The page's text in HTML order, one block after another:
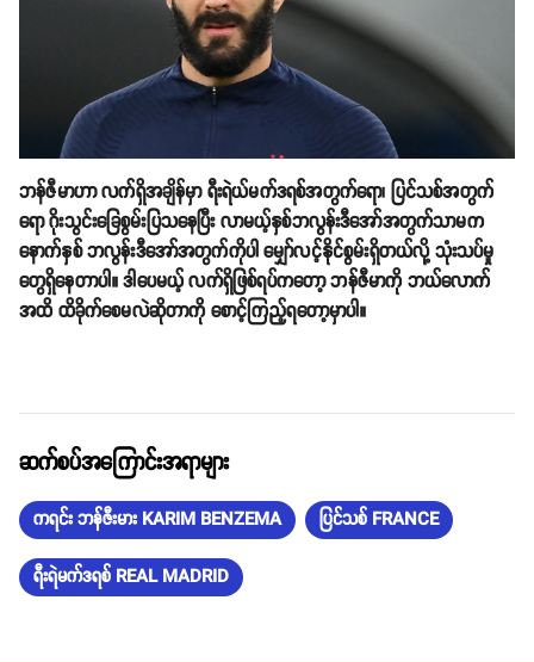
ဘန်ဇီမာဟာ လက်ရှိအချိန်မှာ ရီးရဲယ်မက်ဒရစ်အတွက်ရော၊ ပြင်သစ်အတွက်
ရော ဂိုးသွင်းခြေစွမ်းပြသနေပြီး လာမယ့်နှစ်ဘလွန်းဒီအော်အတွက်သာမက
နောက်နှစ် ဘလွန်းဒီအော်အတွက်ကိုပါ မျှော်လင့်နိုင်စွမ်းရှိတယ်လို့ သုံးသပ်မှု
တွေရှိနေတာပါ။ ဒါပေမယ့် လက်ရှိဖြစ်ရပ်ကတော့ ဘန်ဇီမာကို ဘယ်လောက်
အထိ ထိခိုက်စေမလဲဆိုတာကို စောင့်ကြည့်ရတော့မှာပါ။
ဆက်စပ်အကြောင်းအရာများ
ကရင်း ဘန်ဇီးမား KARIM BENZEMA ပြင်သစ် FRANCE
ရီးရဲမက်ဒရစ် REAL MADRID